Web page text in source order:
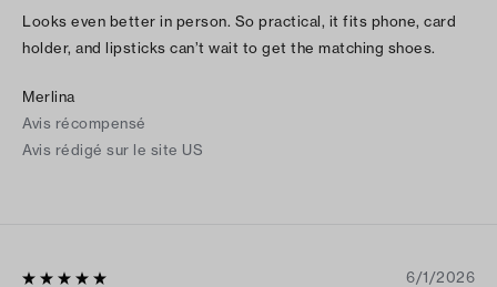
Looks even better in person. So practical, it fits phone, card
holder, and lipsticks can’t wait to get the matching shoes.
Merlina
Avis récompensé
Avis rédigé sur le site US
6/1/2026